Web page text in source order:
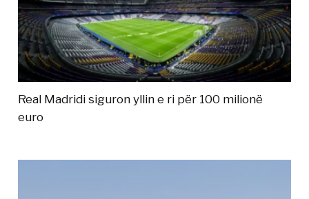
Real Madridi siguron yllin e ri për 100 milionë
euro